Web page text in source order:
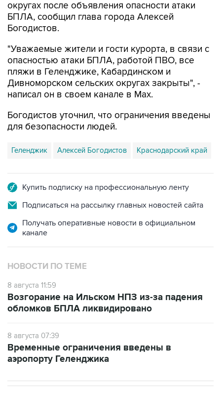
округах после объявления опасности атаки
БПЛА, сообщил глава города Алексей
Богодистов.
"Уважаемые жители и гости курорта, в связи с
опасностью атаки БПЛА, работой ПВО, все
пляжи в Геленджике, Кабардинском и
Дивноморском сельских округах закрыты", -
написал он в своем канале в Max.
Богодистов уточнил, что ограничения введены
для безопасности людей.
Геленджик Алексей Богодистов Краснодарский край
Купить подписку на профессиональную ленту
Подписаться на рассылку главных новостей сайта
Получать оперативные новости в официальном
канале
НОВОСТИ ПО ТЕМЕ
8 августа 11:59
Возгорание на Ильском НПЗ из-за падения
обломков БПЛА ликвидировано
8 августа 07:39
Временные ограничения введены в
аэропорту Геленджика